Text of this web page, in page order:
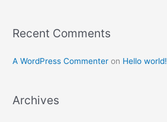
Recent Comments
A WordPress Commenter on Hello world!
Archives